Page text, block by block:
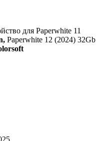
для Paperwhite 11
Paperwhite 12 (2024) 32Gb